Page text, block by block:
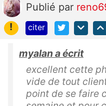
Publié par
!
citer
myalan a écrit
excellent cette
vide de tout
point de se faire